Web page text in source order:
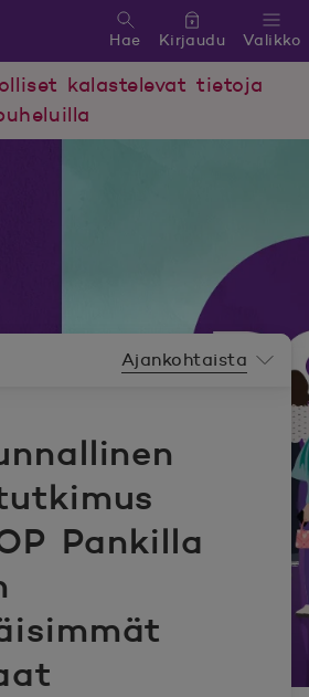
Valikko
Hae Kirjaudu
kalastelevat tietoja
Pankilla
Ajankohtaista